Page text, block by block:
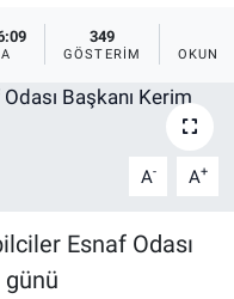
349
GÖSTERIM
A- A+
Esnaf Odası